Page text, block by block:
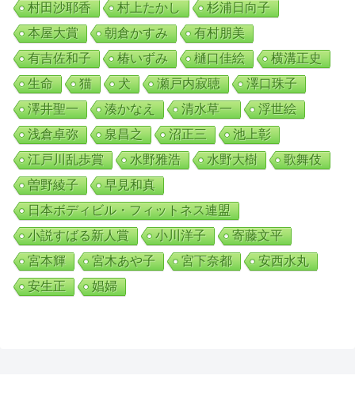
村田沙耶香
村上たかし
杉浦日向子
本屋大賞
朝倉かすみ
有村朋美
有吉佐和子
椿いずみ 樋口佳絵
横溝正史
生命
猫 犬 瀬戸内寂聴
澤口珠子
澤井聖一
湊かなえ 清水草一
浮世絵
浅倉卓弥
泉昌之 沼正三
池上彰
江戸川乱歩賞
水野雅浩 水野大樹
歌舞伎
曽野綾子
早見和真
日本ボディビル・フィットネス連盟
小説すばる新人賞
小川洋子
寄藤文平
宮本輝
宮木あや子 宮下奈都
安西水丸
安生正
娼婦